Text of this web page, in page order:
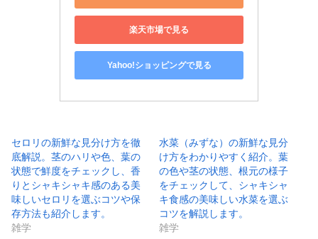
楽天市場で見る
Yahoo!ショッピングで見る
セロリの新鮮な見分け方を徹
底解説。茎のハリや色、葉の
状態で鮮度をチェックし、香
りとシャキシャキ感のある美
味しいセロリを選ぶコツや保
存方法も紹介します。
雑学
水菜（みずな）の新鮮な見分
け方をわかりやすく紹介。葉
の色や茎の状態、根元の様子
をチェックして、シャキシャ
キ食感の美味しい水菜を選ぶ
コツを解説します。
雑学